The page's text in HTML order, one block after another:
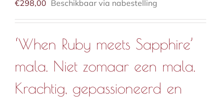
aantal
€298,00 Beschikbaar via nabestelling
‘When Ruby meets Sapphire’
mala. Niet zomaar een mala.
Krachtig, gepassioneerd en